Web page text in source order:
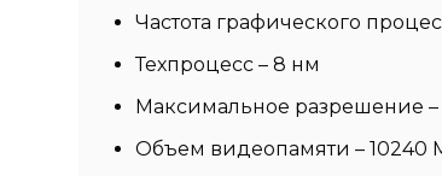
Частота графического
Техпроцесс – 8 нм
Максимальное разрешение –
Объем видеопамяти – 10240